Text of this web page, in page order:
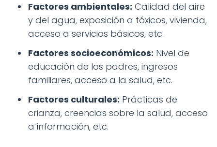
Factores ambientales: Calidad del aire
y del agua, exposición a tóxicos, vivienda,
acceso a servicios básicos, etc.
Factores socioeconómicos: Nivel de
educación de los padres, ingresos
familiares, acceso a la salud, etc.
Factores culturales: Prácticas de
crianza, creencias sobre la salud, acceso
a información, etc.